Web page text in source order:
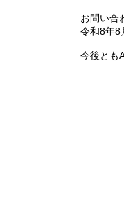
お問い合
令和8年8
今後とも